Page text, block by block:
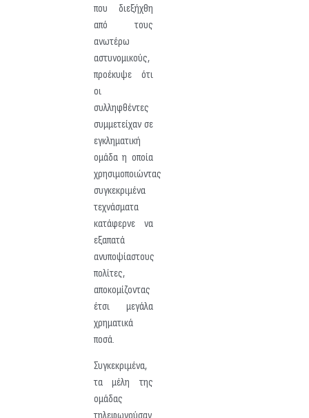
που διεξήχθη
από τους
ανωτέρω
αστυνομικούς,
προέκυψε ότι
οι
συλληφθέντες
συμμετείχαν σε
εγκληματική
ομάδα η οποία
χρησιμοποιώντας
συγκεκριμένα
τεχνάσματα
κατάφερνε να
εξαπατά
ανυποψίαστους
πολίτες,
αποκομίζοντας
έτσι μεγάλα
χρηματικά
ποσά.
Συγκεκριμένα,
τα μέλη της
ομάδας